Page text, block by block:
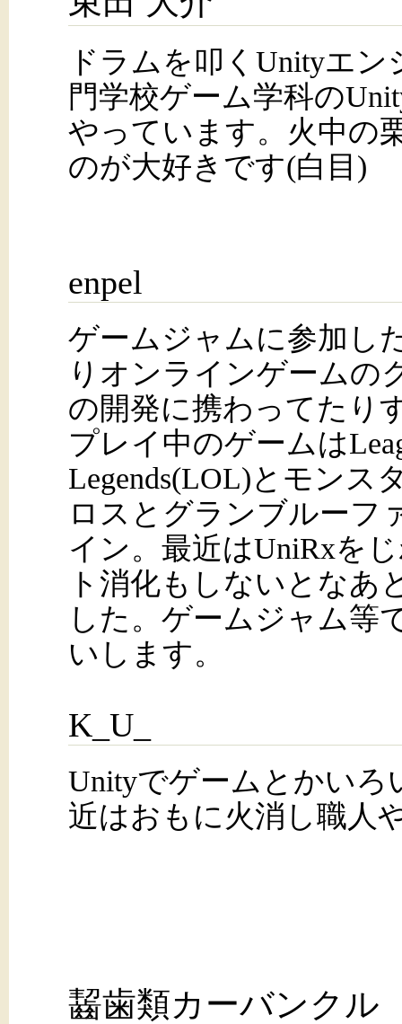
ドラムを叩くUnityエ
門学校ゲーム学科の
やっています。火中の
のが大好きです(白目)
enpel
ゲームジャムに参加し
りオンラインゲームの
の開発に携わってたり
プレイ中のゲームは
Legends(LOL)とモンス
ロスとグランブルーフ
イン。最近はUniRxを
ト消化もしないとな
した。ゲームジャム等
いします。
K_U_
Unityでゲームとかいろ
近はおもに火消し職人
齧歯類カーバンクル